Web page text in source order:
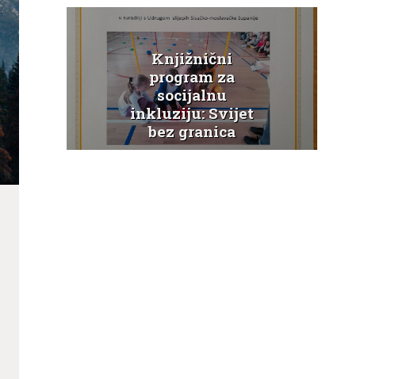
Knjižnični
program za
socijalnu
inkluziju: Svijet
bez granica